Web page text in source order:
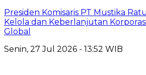
Presiden Komisaris PT Mustika
Kelola dan Keberlanjutan
Global
Senin, 27 Jul 2026 - 13:52 WIB